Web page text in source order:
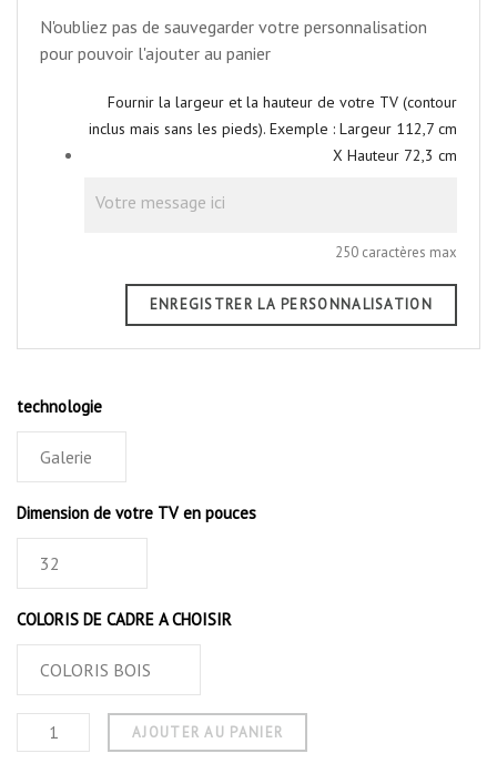
N'oubliez pas de sauvegarder votre personnalisation
pour pouvoir l'ajouter au panier
Fournir la largeur et la hauteur de votre TV (contour
inclus mais sans les pieds). Exemple : Largeur 112,7 cm
X Hauteur 72,3 cm
250 caractères max
ENREGISTRER LA PERSONNALISATION
technologie
Dimension de votre TV en pouces
COLORIS DE CADRE A CHOISIR
AJOUTER AU PANIER